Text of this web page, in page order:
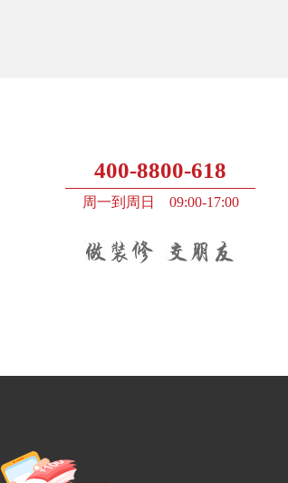
400-8800-618
周一到周日 09:00-17:00